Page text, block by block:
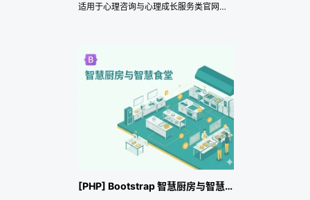
适用于心理咨询与心理成长服务类官网，覆盖心理咨询室、心理成长中心、婚恋家庭咨询、青少年成长支持、职场压力支持、企业 EAP、团体工作坊和心理课程等应用场景。主题重点提供响应式页面、预约咨询或留言询盘、前端多语言、SEO 与网站数据结构化、行业演示数据导入和展示风格配置，便于快速搭建专业官网，并持续承载品牌展示、服务或产品介绍、案例背书、资讯运营和长期获客转化。
[PHP] Bootstrap 智慧厨房与智慧食堂企业官网主题